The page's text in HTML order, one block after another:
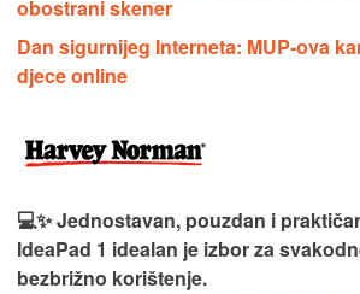
obostrani skener
Dan sigurnijeg Interneta: MUP-ova
djece online
💻✨ Jednostavan, pouzdan i
IdeaPad 1 idealan je izbor za
bezbrižno korištenje.